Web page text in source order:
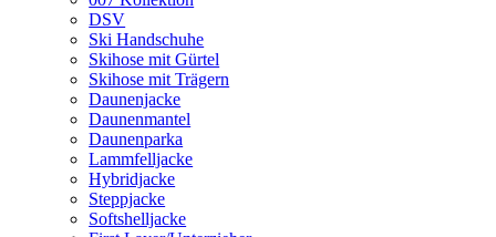
DSV
Ski Handschuhe
Skihose mit Gürtel
Skihose mit Trägern
Daunenjacke
Daunenmantel
Daunenparka
Lammfelljacke
Hybridjacke
Steppjacke
Softshelljacke